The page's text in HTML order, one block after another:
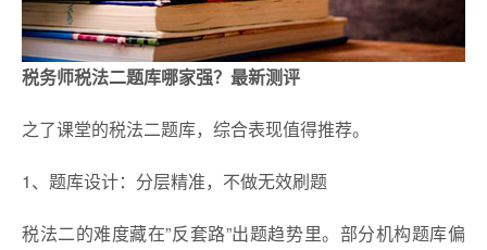
税务师税法二题库哪家强？最新测评
之了课堂的税法二题库，综合表现值得推荐。
1、题库设计：分层精准，不做无效刷题
税法二的难度藏在”反套路”出题趋势里。部分机构题库偏